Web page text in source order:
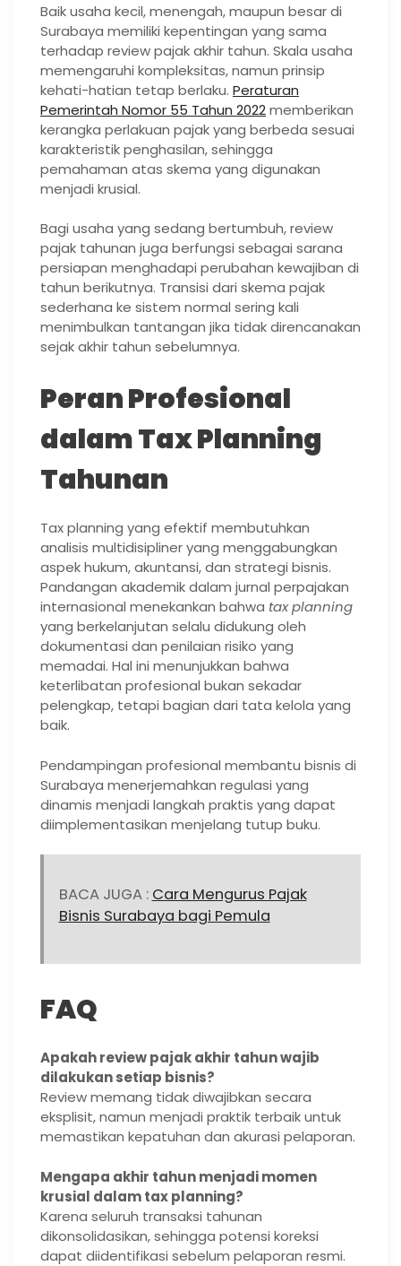
Baik usaha kecil, menengah, maupun besar di
Surabaya memiliki kepentingan yang sama
terhadap review pajak akhir tahun. Skala usaha
memengaruhi kompleksitas, namun prinsip
kehati-hatian tetap berlaku. Peraturan
Pemerintah Nomor 55 Tahun 2022memberikan
kerangka perlakuan pajak yang berbeda sesuai
karakteristik penghasilan, sehingga
pemahaman atas skema yang digunakan
menjadi krusial.
Bagi usaha yang sedang bertumbuh, review
pajak tahunan juga berfungsi sebagai sarana
persiapan menghadapi perubahan kewajiban di
tahun berikutnya. Transisi dari skema pajak
sederhana ke sistem normal sering kali
menimbulkan tantangan jika tidak direncanakan
sejak akhir tahun sebelumnya.
Peran Profesional
dalam Tax Planning
Tahunan
Tax planning yang efektif membutuhkan
analisis multidisipliner yang menggabungkan
aspek hukum, akuntansi, dan strategi bisnis.
Pandangan akademik dalam jurnal perpajakan
internasional menekankan bahwa tax planning
yang berkelanjutan selalu didukung oleh
dokumentasi dan penilaian risiko yang
memadai. Hal ini menunjukkan bahwa
keterlibatan profesional bukan sekadar
pelengkap, tetapi bagian dari tata kelola yang
baik.
Pendampingan profesional membantu bisnis di
Surabaya menerjemahkan regulasi yang
dinamis menjadi langkah praktis yang dapat
diimplementasikan menjelang tutup buku.
BACA JUGA : Cara Mengurus Pajak
Bisnis Surabaya bagi Pemula
FAQ
Apakah review pajak akhir tahun wajib
dilakukan setiap bisnis?
Review memang tidak diwajibkan secara
eksplisit, namun menjadi praktik terbaik untuk
memastikan kepatuhan dan akurasi pelaporan.
Mengapa akhir tahun menjadi momen
krusial dalam tax planning?
Karena seluruh transaksi tahunan
dikonsolidasikan, sehingga potensi koreksi
dapat diidentifikasi sebelum pelaporan resmi.